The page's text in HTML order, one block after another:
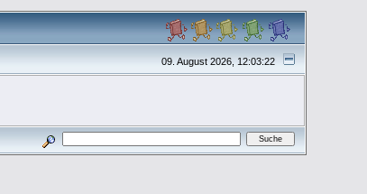
09. August 2026, 12:03:22